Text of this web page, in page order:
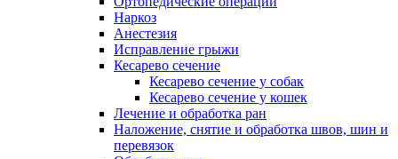
Наркоз
Анестезия
Исправление грыжи
Кесарево сечение
Кесарево сечение у собак
Кесарево сечение у кошек
Лечение и обработка ран
Наложение, снятие и обработка швов, шин и
перевязок